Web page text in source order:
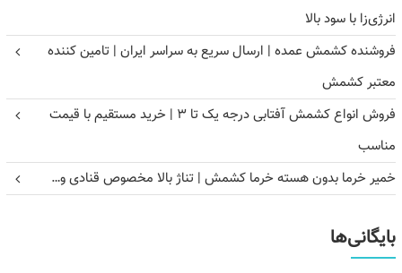
انرژی‌زا با سود بالا
فروشنده کشمش عمده | ارسال سریع به سراسر ایران | تامین کننده
معتبر کشمش
فروش انواع کشمش آفتابی درجه یک تا ۳ | خرید مستقیم با قیمت
مناسب
خمیر خرما بدون هسته خرما کشمش | تناژ بالا مخصوص قنادی و…
بایگانی‌ها